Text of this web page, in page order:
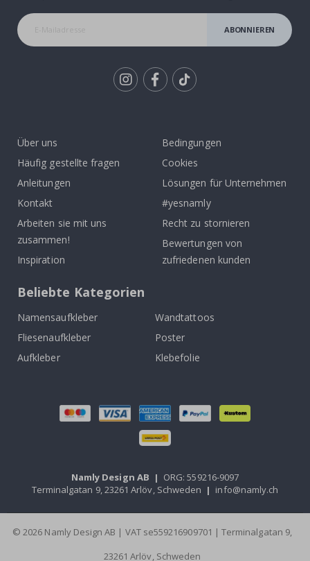
ABONNIEREN
Über uns
Häufig gestellte fragen
Anleitungen
Kontakt
Arbeiten sie mit uns
zusammen!
Inspiration
Bedingungen
Cookies
Lösungen für Unternehmen
#yesnamly
Recht zu stornieren
Bewertungen von
zufriedenen kunden
Beliebte Kategorien
Namensaufkleber
Wandtattoos
Fliesenaufkleber
Poster
Aufkleber
Klebefolie
Namly Design AB | ORG: 559216-9097
Terminalgatan 9, 23261 Arlöv, Schweden | info@namly.ch
© 2026 Namly Design AB | VAT se559216909701 | Terminalgatan 9,
23261 Arlöv, Schweden